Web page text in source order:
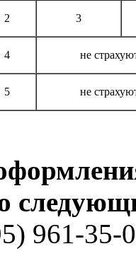
2 3
4 не
5 не
961-35-